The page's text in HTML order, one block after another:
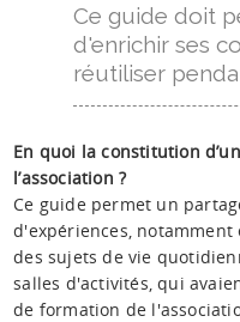
Ce guide doit
d'enrichir ses
réutiliser
En quoi la constitution
l’association ?
Ce guide permet un
d'expériences,
des sujets de vie
salles d'activités, qui
de formation de